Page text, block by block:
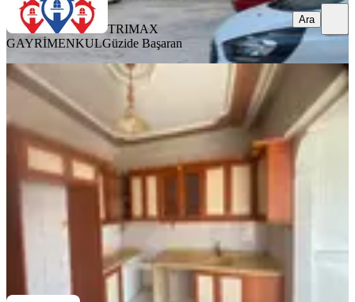
TRIMAX
GAYRİMENKULGüzide Başaran
Ara
BALKONLU
Baran Emlak Satılık Daire
Haliliye, Veysel Karani Mahallesi
3+1·175 m²· 04.08.2026
1.980.000 ₺
BARAN EMLAK Halil Taş